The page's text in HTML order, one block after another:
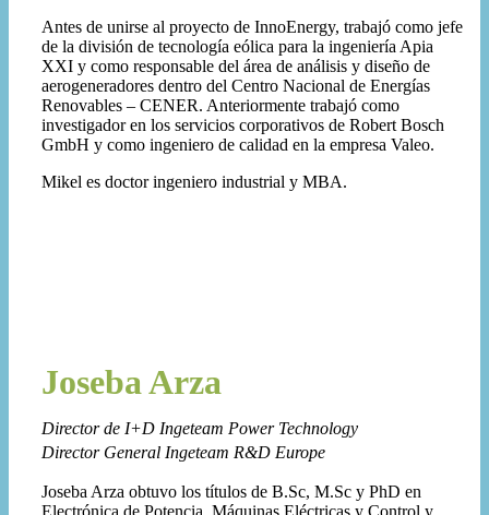
Antes de unirse al proyecto de InnoEnergy, trabajó como jefe
de la división de tecnología eólica para la ingeniería Apia
XXI y como responsable del área de análisis y diseño de
aerogeneradores dentro del Centro Nacional de Energías
Renovables – CENER. Anteriormente trabajó como
investigador en los servicios corporativos de Robert Bosch
GmbH y como ingeniero de calidad en la empresa Valeo.
Mikel es doctor ingeniero industrial y MBA.
Joseba Arza
Director de I+D Ingeteam Power Technology
Director General Ingeteam R&D Europe
Joseba Arza obtuvo los títulos de B.Sc, M.Sc y PhD en
Electrónica de Potencia, Máquinas Eléctricas y Control y